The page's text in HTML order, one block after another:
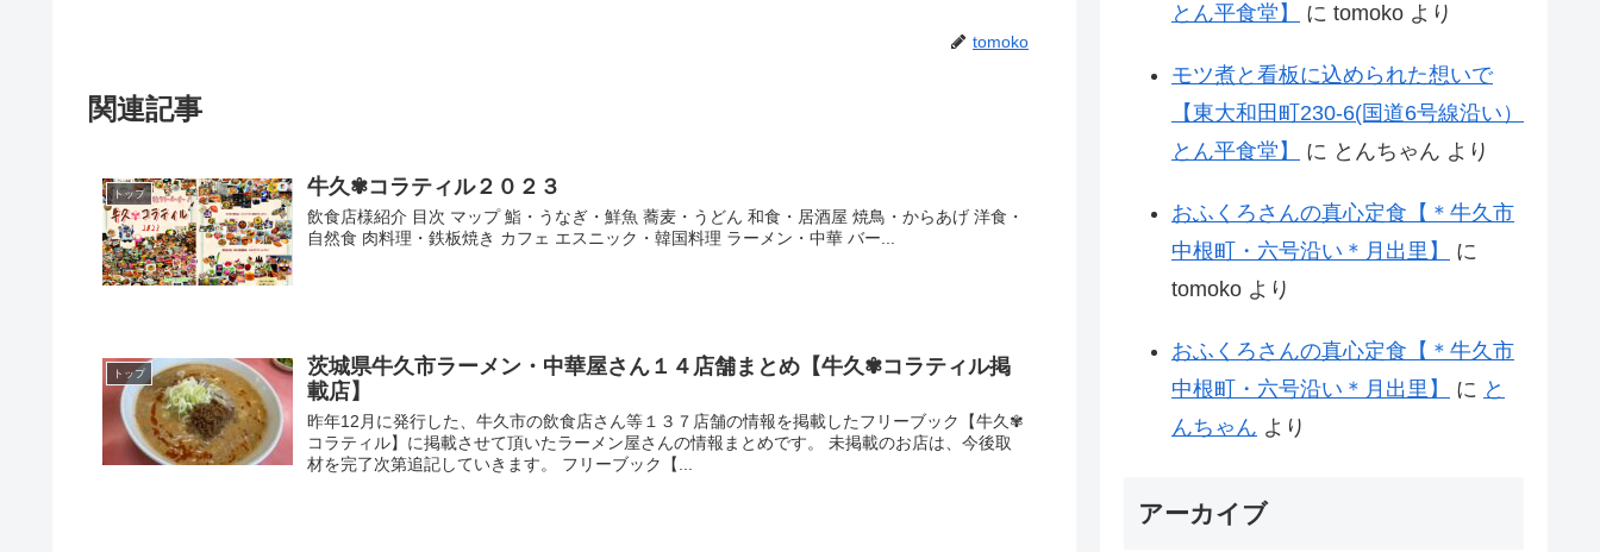
tomoko
関連記事
トップ 牛久✾コラティル２０２３
飲食店様紹介 目次 マップ 鮨・うなぎ・鮮魚 蕎麦・うどん 和食・居酒屋 焼鳥・からあげ 洋食・
自然食 肉料理・鉄板焼き カフェ エスニック・韓国料理 ラーメン・中華 バー...
トップ
茨城県牛久市ラーメン・中華屋さん１４店舗まとめ【牛久✾コラティル掲
載店】
昨年12月に発行した、牛久市の飲食店さん等１３７店舗の情報を掲載したフリーブック【牛久✾
コラティル】に掲載させて頂いたラーメン屋さんの情報まとめです。 未掲載のお店は、今後取
材を完了次第追記していきます。 フリーブック【...
とん平食堂】
に tomoko より
モツ煮と看板に込められた想いで
【東大和田町230-6(国道6号線沿い）
とん平食堂】
に とんちゃん より
おふくろさんの真心定食【＊牛久市
中根町・六号沿い＊月出里】
に
tomoko より
おふくろさんの真心定食【＊牛久市
中根町・六号沿い＊月出里】
に と
んちゃん より
アーカイブ